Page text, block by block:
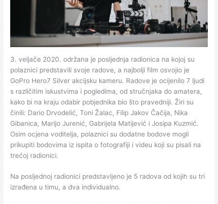
3. veljače 2020. održana je posljednja radionica na kojoj su
polaznici predstavili svoje radove, a najbolji film osvojio je
GoPro Hero7 Silver akcijsku kameru. Radove je ocijenilo 7 ljudi
s različitim iskustvima i pogledima, od stručnjaka do amatera,
kako bi na kraju odabir pobjednika bio što pravedniji. Žiri su
činili: Dario Drvodelić, Toni Žalac, Filip Jakov Čačija, Nika
Gibanica, Marijo Jurenić, Gabrijela Matijević i Josipa Kuzmić.
Osim ocjena voditelja, polaznici su dodatne bodove mogli
prikupiti bodovima iz ispita o fotografiji i videu koji su pisali na
trećoj radionici.
Na posljednoj radionici predstavljeno je 5 radova od kojih su tri
izrađena u timu, a dva individualno.